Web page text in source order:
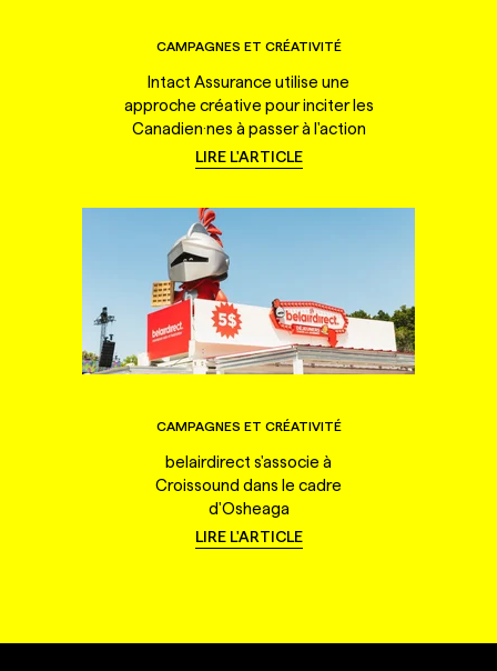
CAMPAGNES ET CRÉATIVITÉ
Intact Assurance utilise une
approche créative pour inciter les
Canadien·nes à passer à l'action
LIRE L'ARTICLE
CAMPAGNES ET CRÉATIVITÉ
belairdirect s'associe à
Croissound dans le cadre
d'Osheaga
LIRE L'ARTICLE